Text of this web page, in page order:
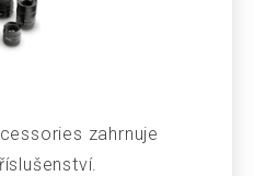
zahrnuje